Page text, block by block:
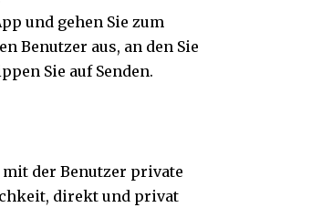
und gehen Sie zum
Benutzer aus, an den Sie
Sie auf Senden.
der Benutzer private
direkt und privat